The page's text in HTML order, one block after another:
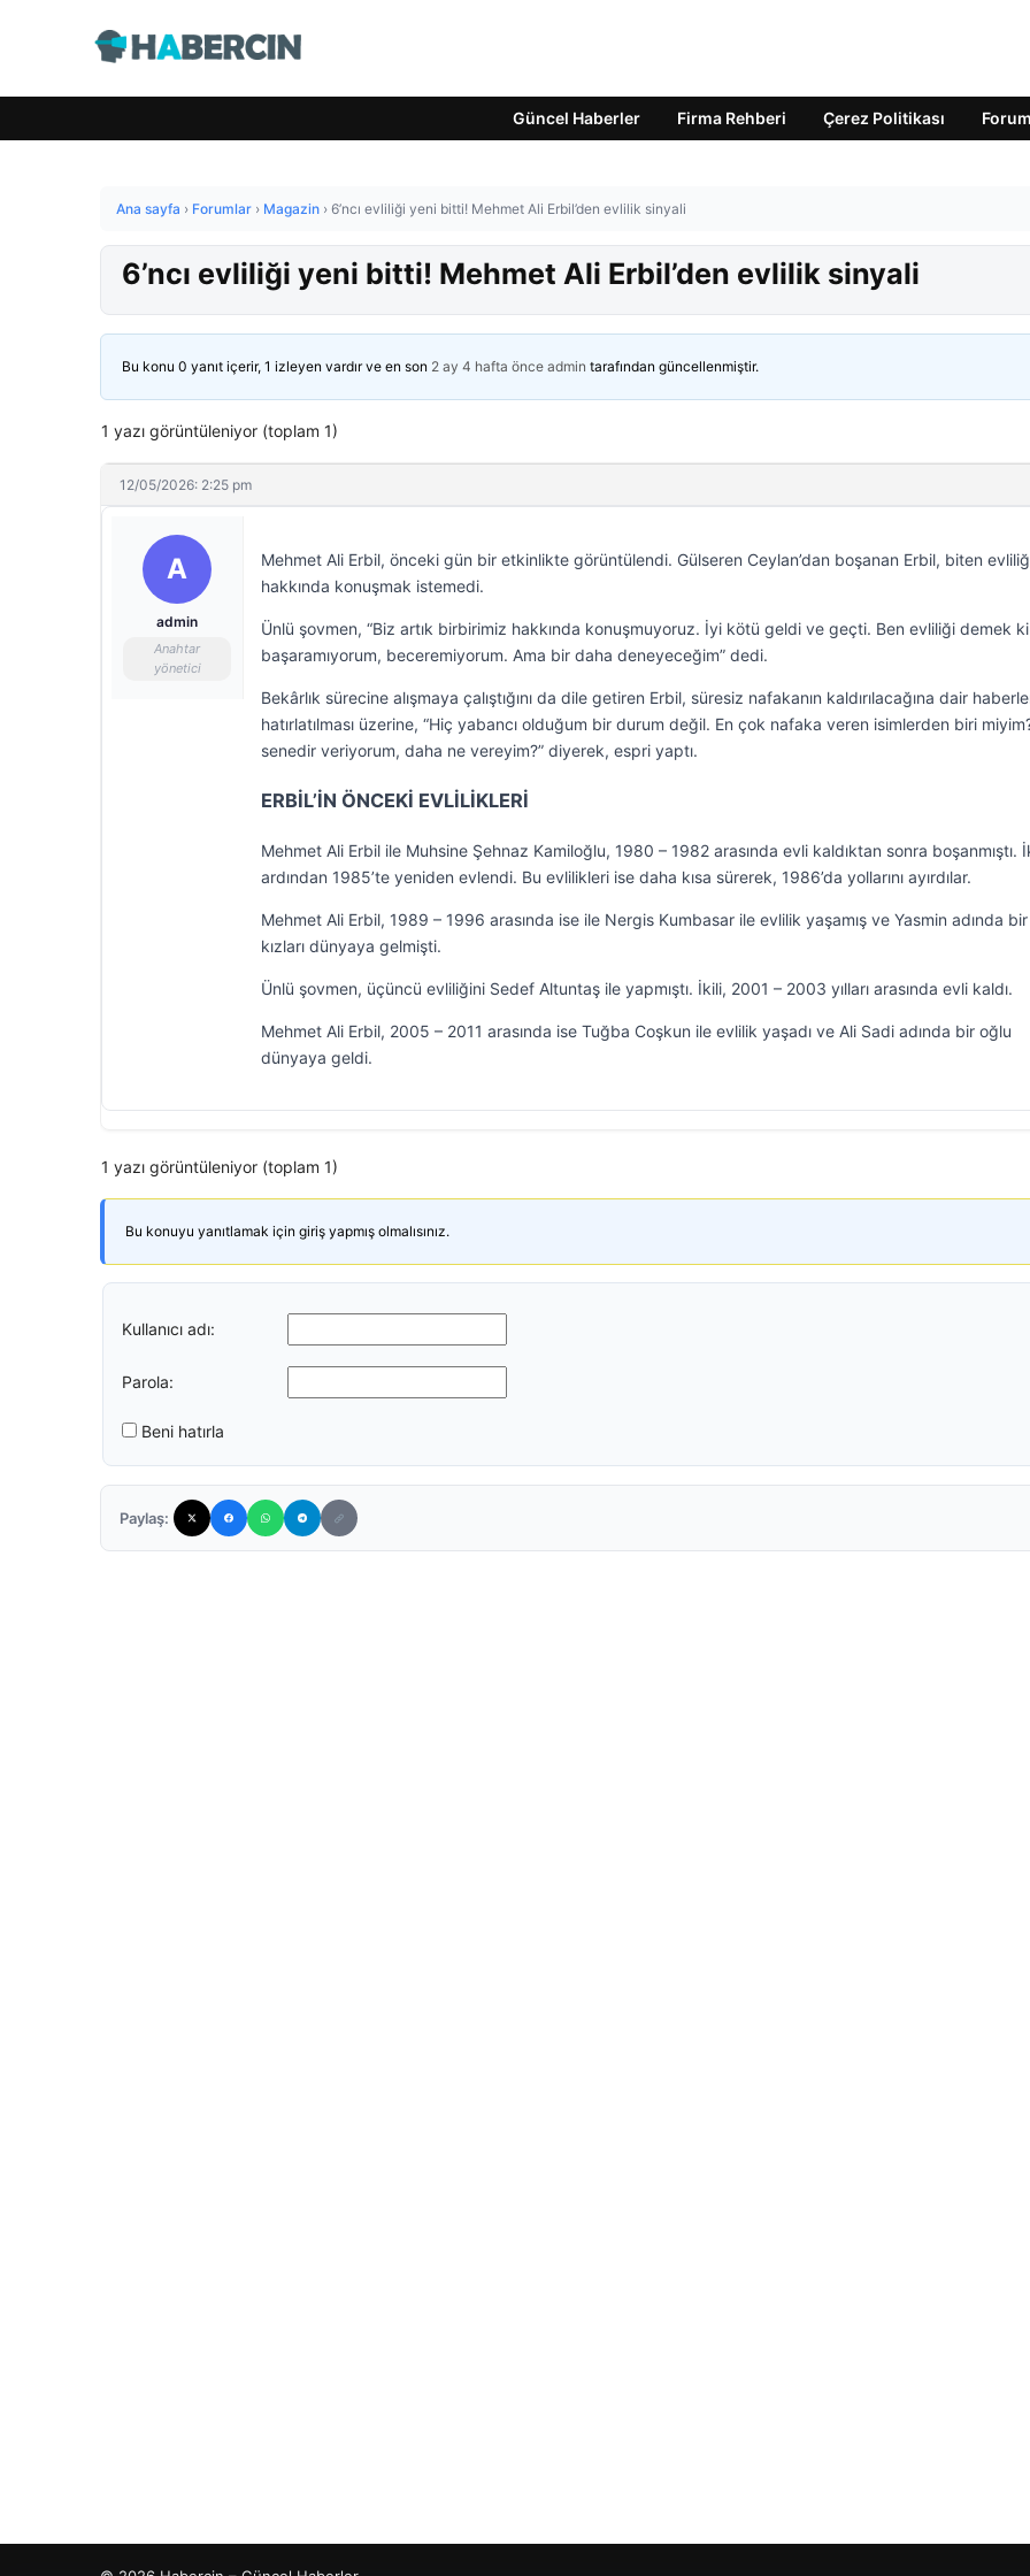
Güncel Haberler Firma Rehberi Çerez Politikası Forum
Ana sayfa › Forumlar › Magazin › 6’ncı evliliği yeni bitti! Mehmet Ali Erbil’den evlilik sinyali
6’ncı evliliği yeni bitti! Mehmet Ali Erbil’den evlilik sinyali
Bu konu 0 yanıt içerir, 1 izleyen vardır ve en son 2 ay 4 hafta önce admin tarafından güncellenmiştir.
1 yazı görüntüleniyor (toplam 1)
12/05/2026: 2:25 pm
A
admin
Anahtar
yönetici
Mehmet Ali Erbil, önceki gün bir etkinlikte görüntülendi. Gülseren Ceylan’dan boşanan Erbil, biten
hakkında konuşmak istemedi.
Ünlü şovmen, “Biz artık birbirimiz hakkında konuşmuyoruz. İyi kötü geldi ve geçti. Ben evliliği demek ki
başaramıyorum, beceremiyorum. Ama bir daha deneyeceğim” dedi.
Bekârlık sürecine alışmaya çalıştığını da dile getiren Erbil, süresiz nafakanın kaldırılacağına dair
hatırlatılması üzerine, “Hiç yabancı olduğum bir durum değil. En çok nafaka veren isimlerden biri
senedir veriyorum, daha ne vereyim?” diyerek, espri yaptı.
ERBİL’İN ÖNCEKİ EVLİLİKLERİ
Mehmet Ali Erbil ile Muhsine Şehnaz Kamiloğlu, 1980 – 1982 arasında evli kaldıktan sonra boşanmıştı.
ardından 1985’te yeniden evlendi. Bu evlilikleri ise daha kısa sürerek, 1986’da yollarını ayırdılar.
Mehmet Ali Erbil, 1989 – 1996 arasında ise ile Nergis Kumbasar ile evlilik yaşamış ve Yasmin adında bir
kızları dünyaya gelmişti.
Ünlü şovmen, üçüncü evliliğini Sedef Altuntaş ile yapmıştı. İkili, 2001 – 2003 yılları arasında evli kaldı.
Mehmet Ali Erbil, 2005 – 2011 arasında ise Tuğba Coşkun ile evlilik yaşadı ve Ali Sadi adında bir oğlu
dünyaya geldi.
1 yazı görüntüleniyor (toplam 1)
Bu konuyu yanıtlamak için giriş yapmış olmalısınız.
Kullanıcı adı:
Parola:
Beni hatırla
Paylaş: